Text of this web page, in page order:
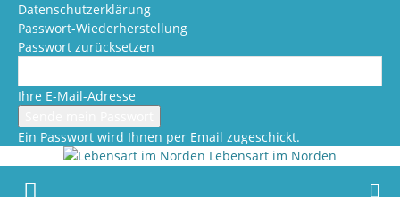
Datenschutzerklärung
Passwort-Wiederherstellung
Passwort zurücksetzen
Ihre E-Mail-Adresse
Ein Passwort wird Ihnen per Email zugeschickt.
Lebensart im Norden